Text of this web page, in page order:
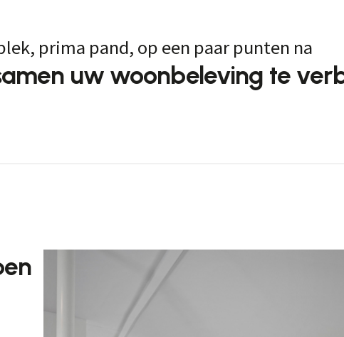
prima pand, op een paar punten na
uw woonbeleving te